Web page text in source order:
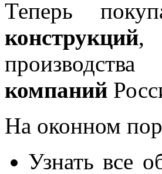
Теперь
конструкций,
компаний
На оконном
Узнать все